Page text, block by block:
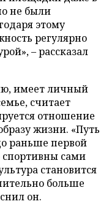
не были
этому
регулярно
– рассказал
имеет личный
считает
отношение
жизни. «Путь
раньше первой
спортивны сами
становится
больше
он.